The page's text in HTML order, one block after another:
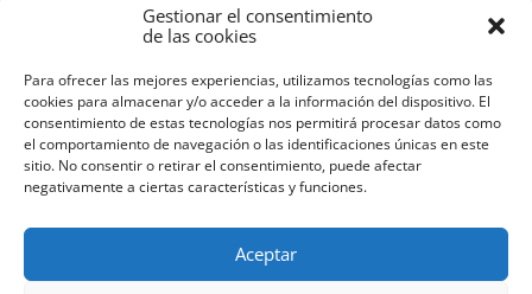
Gestionar el consentimiento
de las cookies
Para ofrecer las mejores experiencias, utilizamos tecnologías como las
cookies para almacenar y/o acceder a la información del dispositivo. El
consentimiento de estas tecnologías nos permitirá procesar datos como
el comportamiento de navegación o las identificaciones únicas en este
sitio. No consentir o retirar el consentimiento, puede afectar
negativamente a ciertas características y funciones.
Aceptar
Aviso Legal
Política de privadidad
Política de cookies